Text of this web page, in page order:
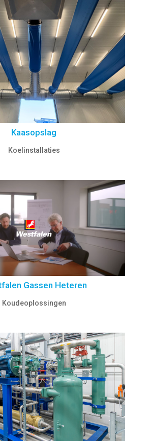
Kaasopslag
Koelinstallaties
Gassen Heteren
Koudeoplossingen